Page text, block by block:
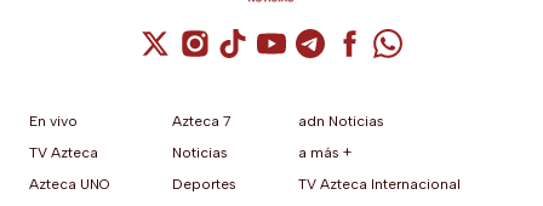
Cuenta de X / Twitter (se abre en una
Cuenta de Instagram (se abre en una
Cuenta de TikTok (se abre en
Cuenta de YouTube (se abre
Cuenta de Telegram (se
Cuenta de
Cuenta de
En vivo
TV Azteca
Azteca UNO
Azteca 7
Noticias
Deportes
adn Noticias
a más +
TV Azteca Internacional